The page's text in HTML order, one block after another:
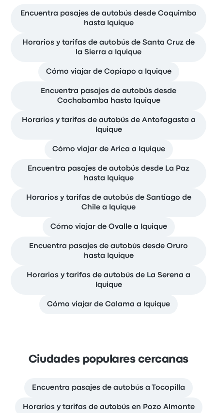
Encuentra pasajes de autobús desde Coquimbo
hasta Iquique
Horarios y tarifas de autobús de Santa Cruz de
la Sierra a Iquique
Cómo viajar de Copiapo a Iquique
Encuentra pasajes de autobús desde
Cochabamba hasta Iquique
Horarios y tarifas de autobús de Antofagasta a
Iquique
Cómo viajar de Arica a Iquique
Encuentra pasajes de autobús desde La Paz
hasta Iquique
Horarios y tarifas de autobús de Santiago de
Chile a Iquique
Cómo viajar de Ovalle a Iquique
Encuentra pasajes de autobús desde Oruro
hasta Iquique
Horarios y tarifas de autobús de La Serena a
Iquique
Cómo viajar de Calama a Iquique
Ciudades populares cercanas
Encuentra pasajes de autobús a Tocopilla
Horarios y tarifas de autobús en Pozo Almonte